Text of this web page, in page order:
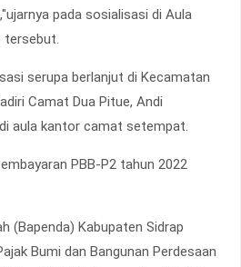
pada sosialisasi di Aula
tersebut.
serupa berlanjut di Kecamatan
Camat Dua Pitue, Andi
aula kantor camat setempat.
PBB-P2 tahun 2022
(Bapenda) Kabupaten Sidrap
Bumi dan Bangunan Perdesaan